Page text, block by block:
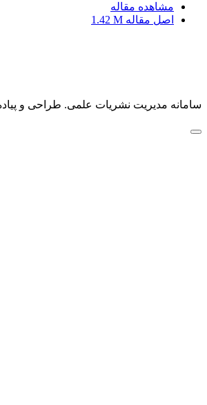
مشاهده مقاله
اصل مقاله 1.42 M
سامانه مدیریت نشریات علمی. طراحی و